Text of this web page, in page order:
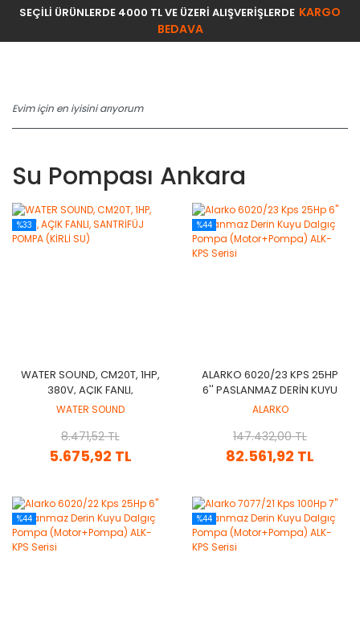
SEÇİLİ ÜRÜNLERDE 4000 TL VE ÜZERİ ALIŞVERİŞLERDE KARGO
BEDAVA
Su Pompası Ankara
%33
WATER SOUND, CM20T, 1HP,
380V, AÇIK FANLI,
SANTRİFÜJ POMPA (KİRLİ
WATER SOUND
5.675,92 TL
8.471,52 TL
%44
ALARKO 6020/23 KPS 25HP
6'' PASLANMAZ DERIN KUYU
DALGIÇ POMPA
SERISI
ALARKO
82.561,92 TL
147.432,00 TL
%44 %44